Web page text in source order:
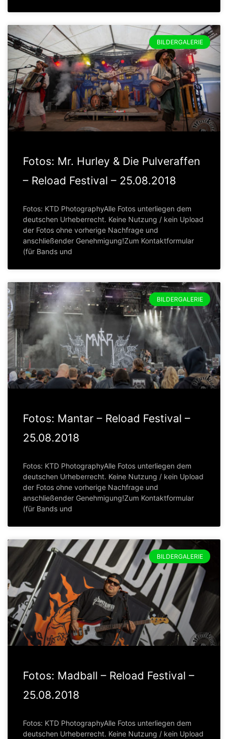
BILDERGALERIE
Fotos: Mr. Hurley & Die Pulveraffen
– Reload Festival – 25.08.2018
Fotos: KTD PhotographyAlle Fotos unterliegen dem
deutschen Urheberrecht. Keine Nutzung / kein Upload
der Fotos ohne vorherige Nachfrage und
anschließender Genehmigung!Zum Kontaktformular
(für Bands und
BILDERGALERIE
Fotos: Mantar – Reload Festival –
25.08.2018
Fotos: KTD PhotographyAlle Fotos unterliegen dem
deutschen Urheberrecht. Keine Nutzung / kein Upload
der Fotos ohne vorherige Nachfrage und
anschließender Genehmigung!Zum Kontaktformular
(für Bands und
BILDERGALERIE
Fotos: Madball – Reload Festival –
25.08.2018
Fotos: KTD PhotographyAlle Fotos unterliegen dem
deutschen Urheberrecht. Keine Nutzung / kein Upload